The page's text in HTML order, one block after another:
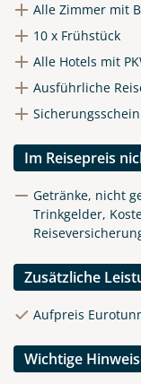
Alle Zimmer mit
10 x Frühstück
Alle Hotels mit
Ausführliche
Sicherungsschein
Im Reisepreis
Getränke, nicht
Trinkgelder,
Zusätzliche
Aufpreis
Wichtige